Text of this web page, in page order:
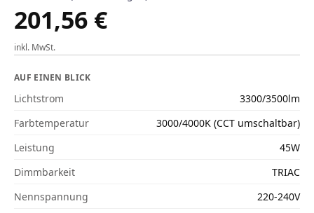
201,56 €
inkl. MwSt.
AUF EINEN BLICK
Lichtstrom
3300/3500lm
Farbtemperatur
3000/4000K (CCT umschaltbar)
Leistung
45W
Dimmbarkeit
TRIAC
Nennspannung
220-240V